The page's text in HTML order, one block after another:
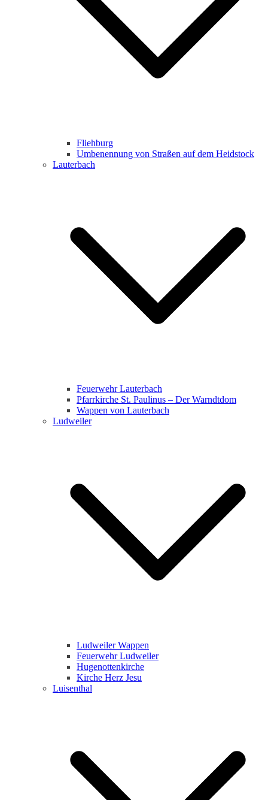
Fliehburg
Umbenennung von Straßen auf dem Heidstock
Lauterbach
Feuerwehr Lauterbach
Pfarrkirche St. Paulinus – Der Warndtdom
Wappen von Lauterbach
Ludweiler
Ludweiler Wappen
Feuerwehr Ludweiler
Hugenottenkirche
Kirche Herz Jesu
Luisenthal